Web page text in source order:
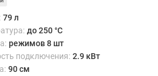
79 л
до 250 °C
режимов 8 шт
подключения: 2.9 кВт
90 см